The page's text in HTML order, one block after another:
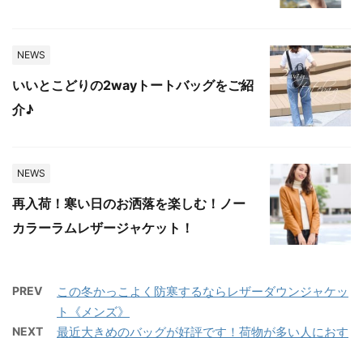
NEWS
いいとこどりの2wayトートバッグをご紹
介♪
NEWS
再入荷！寒い日のお洒落を楽しむ！ノー
カラーラムレザージャケット！
PREV
この冬かっこよく防寒するならレザーダウンジャケッ
ト《メンズ》
NEXT
最近大きめのバッグが好評です！荷物が多い人におす